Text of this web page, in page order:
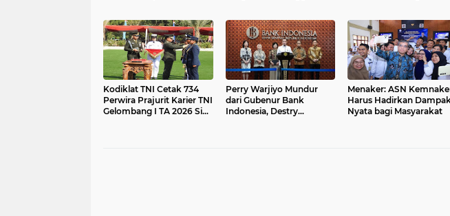
Kodiklat TNI Cetak 734
Perwira Prajurit Karier TNI
Gelombang I TA 2026 Siap
Perry Warjiyo Mundur
dari Gubenur Bank
Indonesia, Destry
Menaker: ASN
Harus Hadirkan
Nyata bagi Masyarakat